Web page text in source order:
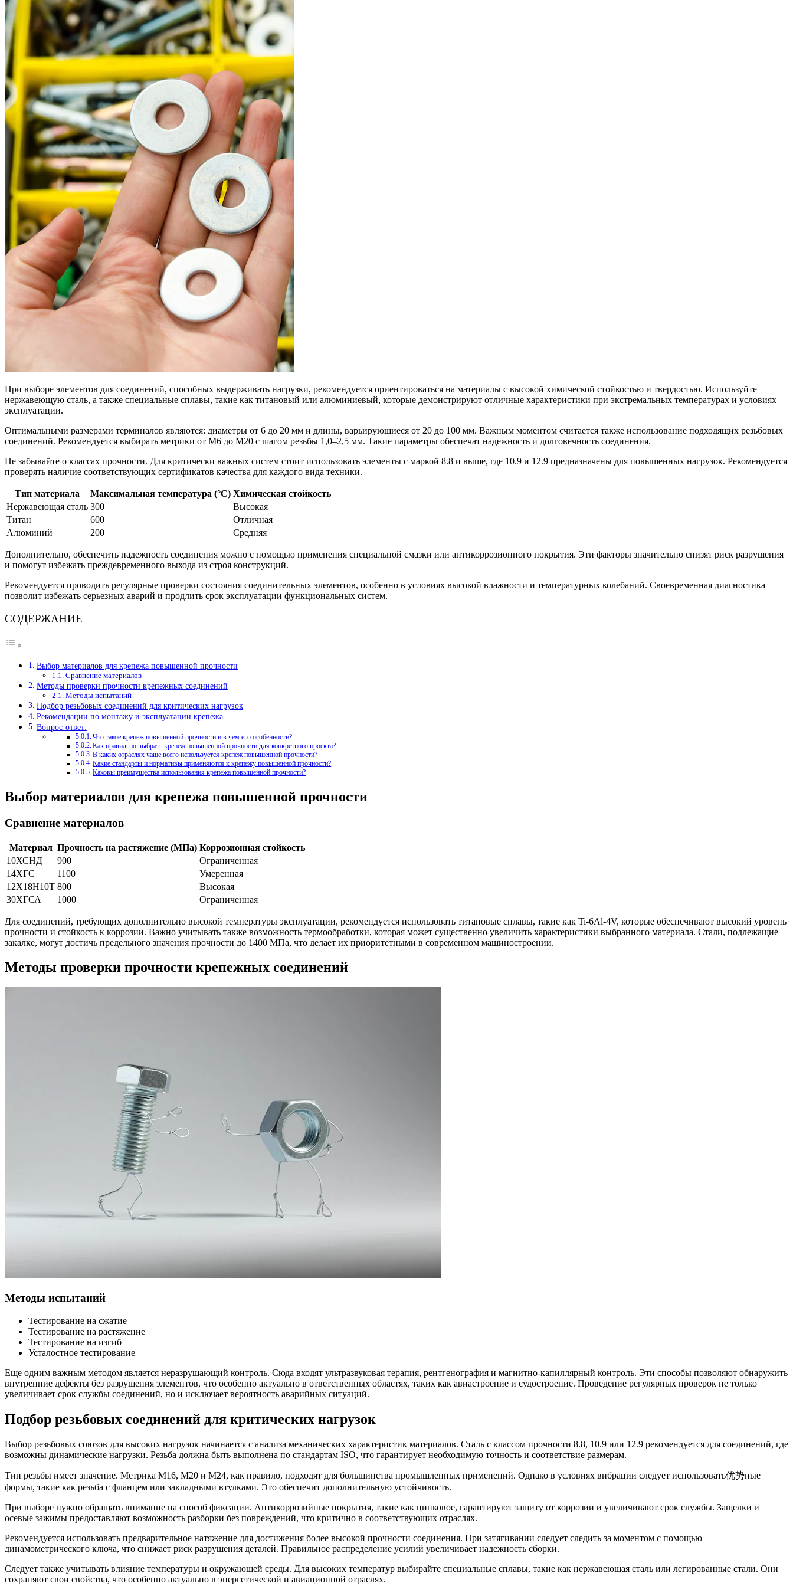
При выборе элементов для соединений, способных выдерживать нагрузки, рекомендуется ориентироваться на материалы с высокой химической стойкостью и твердостью. Используйте
нержавеющую сталь, а также специальные сплавы, такие как титановый или алюминиевый, которые демонстрируют отличные характеристики при экстремальных температурах и условиях
эксплуатации.
Оптимальными размерами терминалов являются: диаметры от 6 до 20 мм и длины, варьирующиеся от 20 до 100 мм. Важным моментом считается также использование подходящих резьбовых
соединений. Рекомендуется выбирать метрики от М6 до М20 с шагом резьбы 1,0–2,5 мм. Такие параметры обеспечат надежность и долговечность соединения.
Не забывайте о классах прочности. Для критически важных систем стоит использовать элементы с маркой 8.8 и выше, где 10.9 и 12.9 предназначены для повышенных нагрузок. Рекомендуется
проверять наличие соответствующих сертификатов качества для каждого вида техники.
Тип материала Максимальная температура (°C) Химическая стойкость
Нержавеющая сталь 300
Высокая
Титан
600
Отличная
Алюминий
200 Средняя
Дополнительно, обеспечить надежность соединения можно с помощью применения специальной смазки или антикоррозионного покрытия. Эти факторы значительно снизят риск разрушения
и помогут избежать преждевременного выхода из строя конструкций.
Рекомендуется проводить регулярные проверки состояния соединительных элементов, особенно в условиях высокой влажности и температурных колебаний. Своевременная диагностика
позволит избежать серьезных аварий и продлить срок эксплуатации функциональных систем.
СОДЕРЖАНИЕ
Выбор материалов для крепежа повышенной прочности
Сравнение материалов
Методы проверки прочности крепежных соединений
Методы испытаний
Подбор резьбовых соединений для критических нагрузок
Рекомендации по монтажу и эксплуатации крепежа
Вопрос-ответ:
Что такое крепеж повышенной прочности и в чем его особенности?
Как правильно выбрать крепеж повышенной прочности для конкретного проекта?
В каких отраслях чаще всего используется крепеж повышенной прочности?
Какие стандарты и нормативы применяются к крепежу повышенной прочности?
Каковы преимущества использования крепежа повышенной прочности?
Выбор материалов для крепежа повышенной прочности
Сравнение материалов
Материал Прочность на растяжение (МПа) Коррозионная стойкость
10ХСНД
900
Ограниченная
14ХГС
1100
Умеренная
12Х18Н10Т 800
Высокая
30ХГСА
1000 Ограниченная
Для соединений, требующих дополнительно высокой температуры эксплуатации, рекомендуется использовать титановые сплавы, такие как Ti-6Al-4V, которые обеспечивают высокий уровень
прочности и стойкость к коррозии. Важно учитывать также возможность термообработки, которая может существенно увеличить характеристики выбранного материала. Стали, подлежащие
закалке, могут достичь предельного значения прочности до 1400 МПа, что делает их приоритетными в современном машиностроении.
Методы проверки прочности крепежных соединений
Методы испытаний
Тестирование на сжатие
Тестирование на растяжение
Тестирование на изгиб
Усталостное тестирование
Еще одним важным методом является неразрушающий контроль. Сюда входят ультразвуковая терапия, рентгенография и магнитно-капиллярный контроль. Эти способы позволяют обнаружить
внутренние дефекты без разрушения элементов, что особенно актуально в ответственных областях, таких как авиастроение и судостроение. Проведение регулярных проверок не только
увеличивает срок службы соединений, но и исключает вероятность аварийных ситуаций.
Подбор резьбовых соединений для критических нагрузок
Выбор резьбовых союзов для высоких нагрузок начинается с анализа механических характеристик материалов. Сталь с классом прочности 8.8, 10.9 или 12.9 рекомендуется для соединений, где
возможны динамические нагрузки. Резьба должна быть выполнена по стандартам ISO, что гарантирует необходимую точность и соответствие размерам.
Тип резьбы имеет значение. Метрика М16, М20 и М24, как правило, подходят для большинства промышленных применений. Однако в условиях вибрации следует использовать优势ные
формы, такие как резьба с фланцем или закладными втулками. Это обеспечит дополнительную устойчивость.
При выборе нужно обращать внимание на способ фиксации. Антикоррозийные покрытия, такие как цинковое, гарантируют защиту от коррозии и увеличивают срок службы. Защелки и
осевые зажимы предоставляют возможность разборки без повреждений, что критично в соответствующих отраслях.
Рекомендуется использовать предварительное натяжение для достижения более высокой прочности соединения. При затягивании следует следить за моментом с помощью
динамометрического ключа, что снижает риск разрушения деталей. Правильное распределение усилий увеличивает надежность сборки.
Следует также учитывать влияние температуры и окружающей среды. Для высоких температур выбирайте специальные сплавы, такие как нержавеющая сталь или легированные стали. Они
сохраняют свои свойства, что особенно актуально в энергетической и авиационной отраслях.